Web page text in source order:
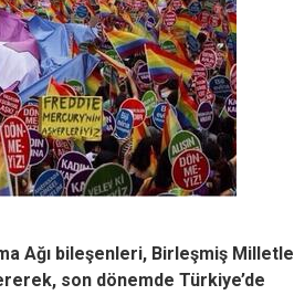
Ağı bileşenleri, Birleşmiş
son dönemde Türkiye’de